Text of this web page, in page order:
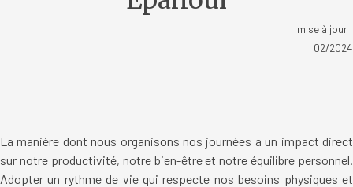
mise à jour :
02/2024
La manière dont nous organisons nos journées a un impact direct
sur notre productivité, notre bien-être et notre équilibre personnel.
Adopter un rythme de vie qui respecte nos besoins physiques et